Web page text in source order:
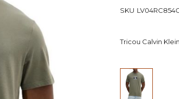
SKU
Tricou Calvin